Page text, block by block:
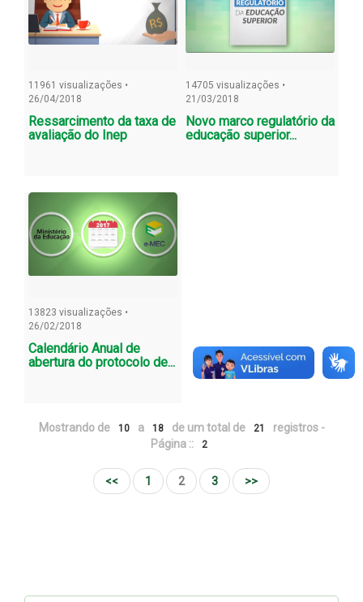
11961 visualizações •
26/04/2018
Ressarcimento da taxa de
avaliação do Inep
14705 visualizações •
21/03/2018
Novo marco regulatório da
educação superior...
13823 visualizações •
26/02/2018
Calendário Anual de
abertura do protocolo de...
Mostrando de 10 a 18 de um total de 21
registros -
Página ::
2
<< 1 2 3 >>